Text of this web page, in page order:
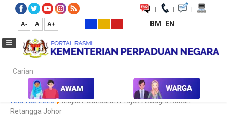
| | |
A- A A+ BM EN
Carian...
Laman Utama SOP & Infografik Koleksi Media
Galeri Foto
foto feb 2023
Majlis Pelancaran Projek Akuagro Rukun
Retangga Johor